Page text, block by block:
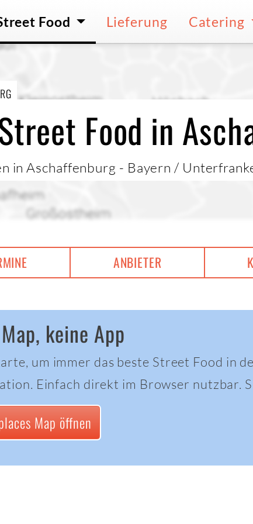
Food Lieferung Catering
Food in
in Aschaffenburg - Bayern /
ANBIETER
keine App
um immer das beste Street Food in
Einfach direkt im Browser nutzbar.
Map öffnen